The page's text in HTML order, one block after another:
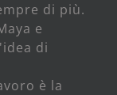
di più.
e
di
è la